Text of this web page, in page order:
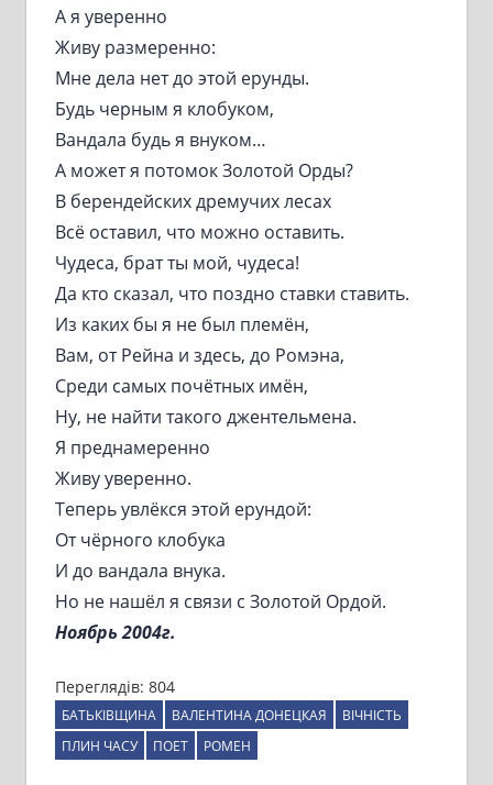
А я уверенно
Живу размеренно:
Мне дела нет до этой ерунды.
Будь черным я клобуком,
Вандала будь я внуком…
А может я потомок Золотой Орды?
В берендейских дремучих лесах
Всё оставил, что можно оставить.
Чудеса, брат ты мой, чудеса!
Да кто сказал, что поздно ставки ставить.
Из каких бы я не был племён,
Вам, от Рейна и здесь, до Ромэна,
Среди самых почётных имён,
Ну, не найти такого джентельмена.
Я преднамеренно
Живу уверенно.
Теперь увлёкся этой ерундой:
От чёрного клобука
И до вандала внука.
Но не нашёл я связи с Золотой Ордой.
Ноябрь 2004г.
Переглядів: 804
БАТЬКІВЩИНА ВАЛЕНТИНА ДОНЕЦКАЯ
ВІЧНІСТЬ
ПЛИН ЧАСУ
ПОЕТ РОМЕН